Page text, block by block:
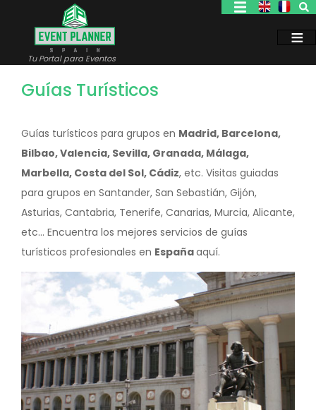
contenido
Tu Portal para Eventos
Guías Turísticos
Guías turísticos para grupos en Madrid, Barcelona,
Bilbao, Valencia, Sevilla, Granada, Málaga,
Marbella, Costa del Sol, Cádiz, etc. Visitas guiadas
para grupos en Santander, San Sebastián, Gijón,
Asturias, Cantabria, Tenerife, Canarias, Murcia, Alicante,
etc... Encuentra los mejores servicios de guías
turísticos profesionales en Españaaquí.